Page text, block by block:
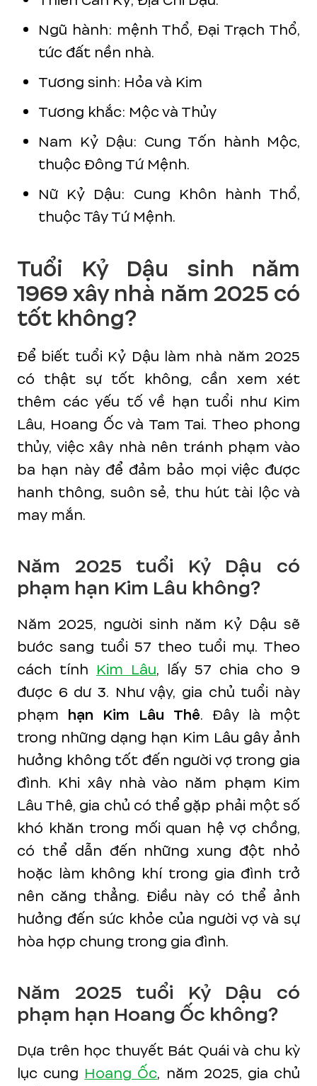
Ngũ hành: mệnh Thổ, Đại Trạch Thổ,
tức đất nền nhà.
Tương sinh: Hỏa và Kim
Tương khắc: Mộc và Thủy
Nam Kỷ Dậu: Cung Tốn hành Mộc,
thuộc Đông Tứ Mệnh.
Nữ Kỷ Dậu: Cung Khôn hành Thổ,
thuộc Tây Tứ Mệnh.
Tuổi Kỷ Dậu sinh năm
1969 xây nhà năm 2025 có
tốt không?
Để biết tuổi Kỷ Dậu làm nhà năm 2025
có thật sự tốt không, cần xem xét
thêm các yếu tố về hạn tuổi như Kim
Lâu, Hoang Ốc và Tam Tai. Theo phong
thủy, việc xây nhà nên tránh phạm vào
ba hạn này để đảm bảo mọi việc được
hanh thông, suôn sẻ, thu hút tài lộc và
may mắn.
Năm 2025 tuổi Kỷ Dậu có
phạm hạn Kim Lâu không?
Năm 2025, người sinh năm Kỷ Dậu sẽ
bước sang tuổi 57 theo tuổi mụ. Theo
cách tính Kim Lâu, lấy 57 chia cho 9
được 6 dư 3. Như vậy, gia chủ tuổi này
phạm hạn Kim Lâu Thê. Đây là một
trong những dạng hạn Kim Lâu gây ảnh
hưởng không tốt đến người vợ trong gia
đình. Khi xây nhà vào năm phạm Kim
Lâu Thê, gia chủ có thể gặp phải một số
khó khăn trong mối quan hệ vợ chồng,
có thể dẫn đến những xung đột nhỏ
hoặc làm không khí trong gia đình trở
nên căng thẳng. Điều này có thể ảnh
hưởng đến sức khỏe của người vợ và sự
hòa hợp chung trong gia đình.
Năm 2025 tuổi Kỷ Dậu có
phạm hạn Hoang Ốc không?
Dựa trên học thuyết Bát Quái và chu kỳ
lục cung Hoang Ốc, năm 2025, gia chủ